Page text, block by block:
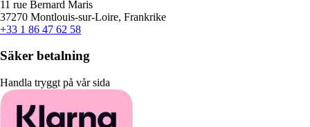
11 rue Bernard Maris
37270 Montlouis-sur-Loire, Frankrike
+33 1 86 47 62 58
Säker betalning
Handla tryggt på vår sida